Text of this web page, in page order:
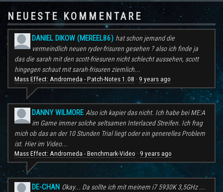
NEUESTE KOMMENTARE
DANIEL DIKOW (MEREEL86) hat schon jemand die
vermeindlich neuen ryder-frisuren gesehen ? also ich finde ja
das die sarah mit den scott-friesuren nicht schlecht aussehen, scott
hingegen schaut mit sarah-frisuren ziemlich...
Mass Effect: Andromeda - Patch-Notes 1.08 · 9 years ago
DANNY WILMORE Also ich kapier das nicht. Ich habe bei ME:A
im Game immer solche seltsamen Interlaced Streifen. Ich frag
mich ob das an der 10 Stunden Trial liegt oder ein generelles Problem
ist. Hier im Video...
Mass Effect: Andromeda - Benchmark-Video · 9 years ago
DE-CHAN Okay... Da sollte ich mit meinem i7 5930K 3,5GHz ...